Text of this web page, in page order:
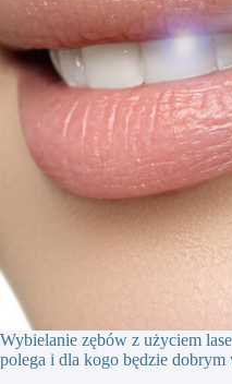
Wybielanie zębów z użyciem
polega i dla kogo będzie dobrym